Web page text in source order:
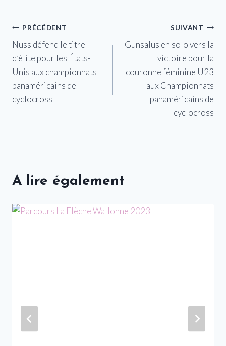
Navigation
de
l’article
PRÉCÉDENT
Nuss défend le titre
d’élite pour les États-
Unis aux championnats
panaméricains de
cyclocross
SUIVANT
Gunsalus en solo vers la
victoire pour la
couronne féminine U23
aux Championnats
panaméricains de
cyclocross
A lire également